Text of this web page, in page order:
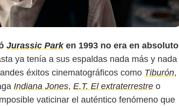
Jurassic Parken 1993 no era en absoluto
ya tenía a sus espaldas nada más y nada
éxitos cinematográficos como Tiburón,
Indiana Jones, E.T. El extraterrestre o
vaticinar el auténtico fenómeno que